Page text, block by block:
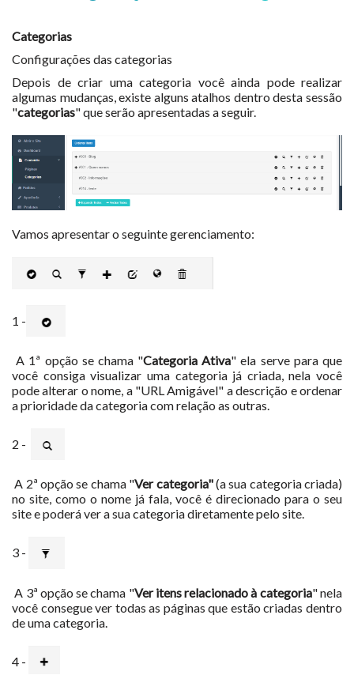
Categorias
Configurações das categorias
Depois de criar uma categoria você ainda pode realizar
algumas mudanças, existe alguns atalhos dentro desta sessão
"categorias" que serão apresentadas a seguir.
Vamos apresentar o seguinte gerenciamento:
1 -
A 1ª opção se chama "Categoria Ativa" ela serve para que
você consiga visualizar uma categoria já criada, nela você
pode alterar o nome, a "URL Amigável" a descrição e ordenar
a prioridade da categoria com relação as outras.
2 -
A 2ª opção se chama "Ver categoria"(a sua categoria criada)
no site, como o nome já fala, você é direcionado para o seu
site e poderá ver a sua categoria diretamente pelo site.
3 -
A 3ª opção se chama "Ver itens relacionado à categoria" nela
você consegue ver todas as páginas que estão criadas dentro
de uma categoria.
4 -